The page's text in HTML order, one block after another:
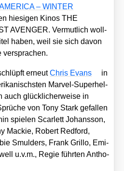
– WINTER
hie­si­gen Kinos THE
AVENGER. Ver­mut­lich woll­
haben, weil sie sich davon
ver­spra­chen.
erneutChris Evans
in
Mar­vel-Super­hel­
auch glück­li­cher­wei­se in
von Tony Stark gefal­len
spie­len Scar­lett Johans­son,
Mackie, Robert Red­ford,
Smuld­ers, Frank Gril­lo, Emi­
u.v.m., Regie führ­ten Antho­